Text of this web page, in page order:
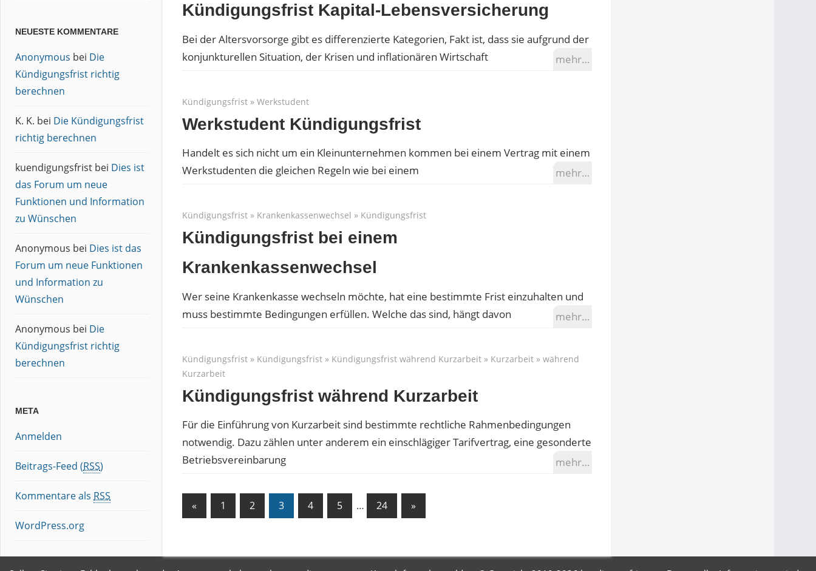
Kündigungsfrist Kapital-Lebensversicherung
Bei der Altersvorsorge gibt es differenzierte Kategorien, Fakt ist, dass sie aufgrund der
konjunkturellen Situation, der Krisen und inflationären Wirtschaft
mehr…
Kündigungsfrist» Werkstudent
Werkstudent Kündigungsfrist
Handelt es sich nicht um ein Kleinunternehmen kommen bei einem Vertrag mit einem
Werkstudenten die gleichen Regeln wie bei einem
mehr…
Kündigungsfrist» Krankenkassenwechsel » Kündigungsfrist
Kündigungsfrist bei einem
Krankenkassenwechsel
Wer seine Krankenkasse wechseln möchte, hat eine bestimmte Frist einzuhalten und
muss bestimmte Bedingungen erfüllen. Welche das sind, hängt davon
mehr…
Kündigungsfrist» Kündigungsfrist» Kündigungsfrist während Kurzarbeit» Kurzarbeit» während
Kurzarbeit
Kündigungsfrist während Kurzarbeit
Für die Einführung von Kurzarbeit sind bestimmte rechtliche Rahmenbedingungen
notwendig. Dazu zählen unter anderem ein einschlägiger Tarifvertrag, eine gesonderte
Betriebsvereinbarung
mehr…
Beitrags-
« Vorheriger
Beitrag
1 2 3 4 5 … 24
Nächster
Beitrag
»
NEUESTE KOMMENTARE
Anonymous bei Die
Kündigungsfrist richtig
berechnen
K. K. bei Die Kündigungsfrist
richtig berechnen
kuendigungsfrist bei Dies ist
das Forum um neue
Funktionen und Information
zu Wünschen
Anonymous bei Dies ist das
Forum um neue Funktionen
und Information zu
Wünschen
Anonymous bei Die
Kündigungsfrist richtig
berechnen
META
Anmelden
Beitrags-Feed (RSS)
Kommentare als RSS
WordPress.org